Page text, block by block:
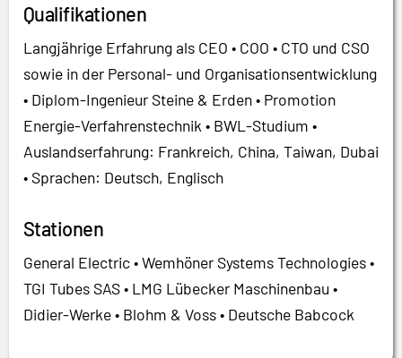
Qualifikationen
Langjährige Erfahrung als CEO • COO • CTO und CSO
sowie in der Personal- und Organisationsentwicklung
• Diplom-Ingenieur Steine & Erden • Promotion
Energie-Verfahrenstechnik • BWL-Studium •
Auslandserfahrung: Frankreich, China, Taiwan, Dubai
• Sprachen: Deutsch, Englisch
Stationen
General Electric • Wemhöner Systems Technologies •
TGI Tubes SAS • LMG Lübecker Maschinenbau •
Didier-Werke • Blohm & Voss • Deutsche Babcock